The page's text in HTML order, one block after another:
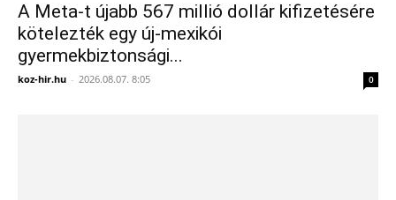
A Meta-t újabb 567 millió dollár kifizetésére
kötelezték egy új-mexikói
gyermekbiztonsági...
koz-hir.hu - 2026.08.07. 8:05 0